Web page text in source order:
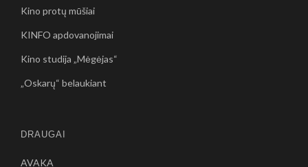
Kino protų mūšiai
KINFO apdovanojimai
Kino studija „Mėgėjas“
„Oskarų“ belaukiant
DRAUGAI
AVAKA